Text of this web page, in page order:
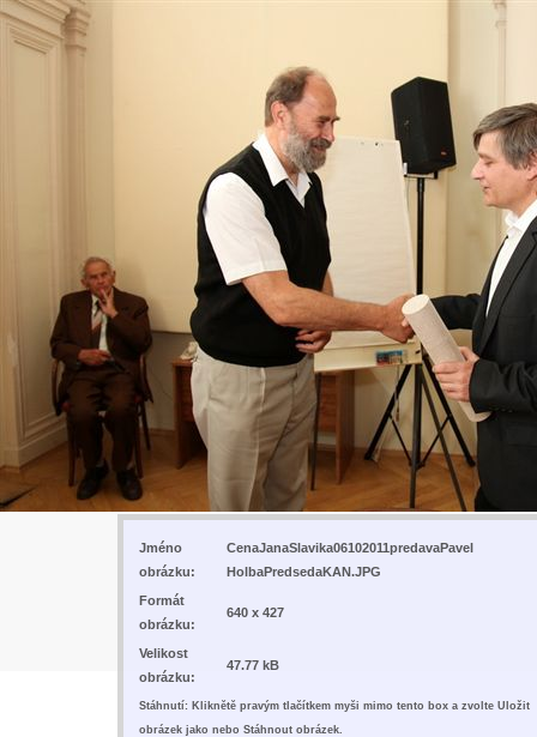
Jméno
obrázku:
CenaJanaSlavika06102011predavaPavel
HolbaPredsedaKAN.JPG
Formát
obrázku:
640 x 427
Velikost
obrázku:
47.77 kB
Stáhnutí: Kliknětě pravým tlačítkem myši mimo tento box a zvolte Uložit
obrázek jako nebo Stáhnout obrázek.